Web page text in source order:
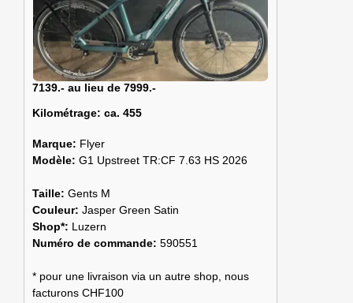
7139.- au lieu de 7999.-
Kilométrage: ca. 455
Marque: Flyer
Modèle: G1 Upstreet TR:CF 7.63 HS 2026
Taille: Gents M
Couleur: Jasper Green Satin
Shop*: Luzern
Numéro de commande: 590551
* pour une livraison via un autre shop, nous
facturons CHF100